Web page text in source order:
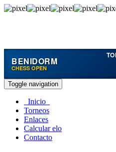
BENIDORM
CHESS OPEN
Toggle navigation
Inicio
Torneos
Enlaces
Calcular elo
Contacto